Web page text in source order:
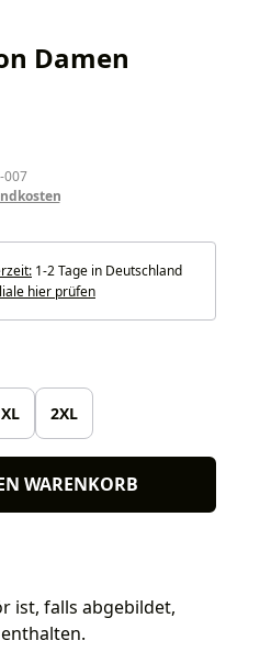
Damen
007
1-2 Tage in Deutschland
hier prüfen
XL 2XL
WARENKORB
ist, falls abgebildet,